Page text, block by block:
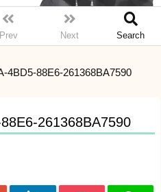
Prev Next Search
4BD5-88E6-261368BA7590
261368BA7590